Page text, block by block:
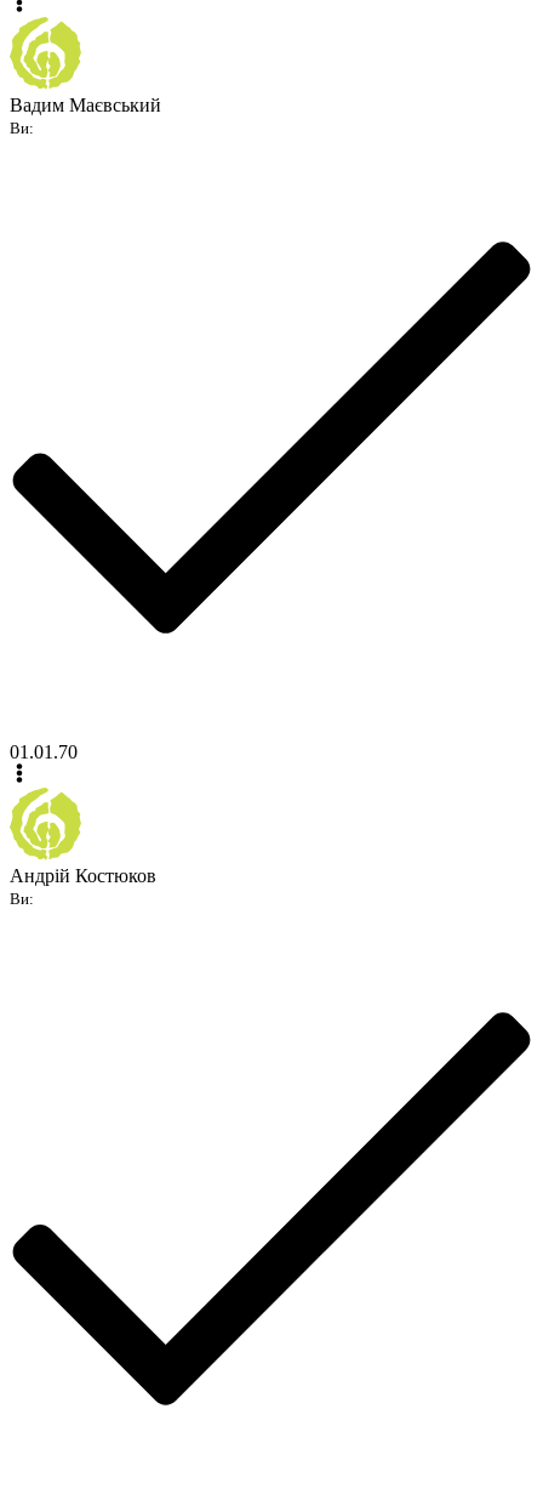
Вадим Маєвський
Ви:
01.01.70
Андрій Костюков
Ви: